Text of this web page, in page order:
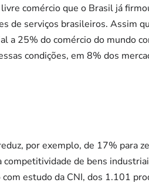
comércio que o Brasil já
de serviços brasileiros. Assim
a 25% do comércio do mundo
condições, em 8% dos
por exemplo, de 17% para
competitividade de bens
com estudo da CNI, dos 1.101